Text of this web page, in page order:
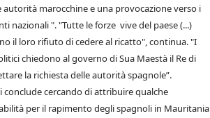
autorità marocchine e una provocazione verso i
nazionali ". "Tutte le forze vive del paese (...)
il loro rifiuto di cedere al ricatto", continua. "I
chiedono al governo di Sua Maestà il Re di
la richiesta delle autorità spagnole”.
conclude cercando di attribuire qualche
per il rapimento degli spagnoli in Mauritania